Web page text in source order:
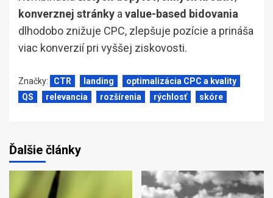
konverznej stránky avalue-based bidovania
dlhodobo znižuje CPC, zlepšuje pozície a prináša
viac konverzií pri vyššej ziskovosti.
Značky: CTR landing
optimalizácia CPC a kvality
QS
relevancia rozšírenia rýchlosť skóre
Ďalšie články